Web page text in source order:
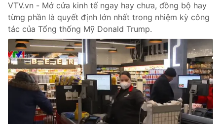
VTV.vn - Mở cửa kinh tế ngay hay chưa, đồng bộ hay
từng phần là quyết định lớn nhất trong nhiệm kỳ công
tác của Tổng thống Mỹ Donald Trump.